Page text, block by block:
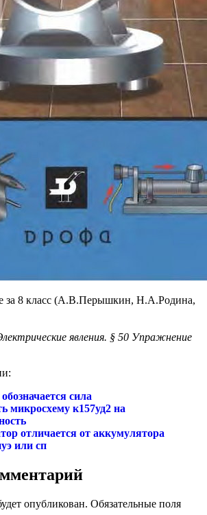
за 8 класс (А.В.Перышкин, Н.А.Родина,
явления. § 50 Упражнение
сила
микросхему к157уд2 на
отличается от аккумулятора
или сп
опубликован. Обязательные поля